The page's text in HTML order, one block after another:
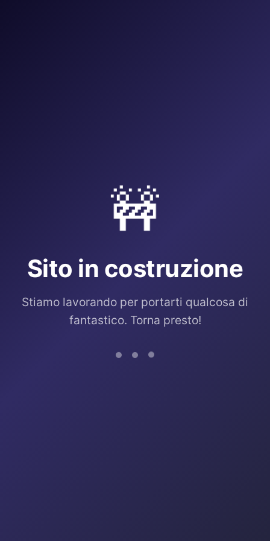
🚧
Sito in costruzione
Stiamo lavorando per portarti qualcosa di
fantastico. Torna presto!